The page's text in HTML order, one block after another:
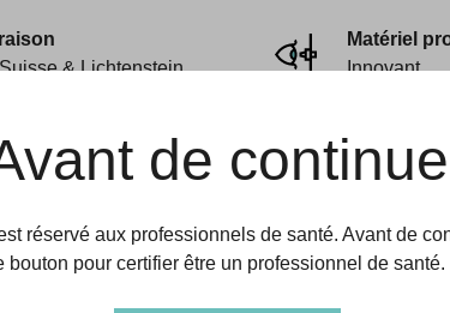
de
réservé aux professionnels de santé. Avant de
bouton pour certifier être un professionnel de santé.
& Lichtenstein
Matériel
Innovant